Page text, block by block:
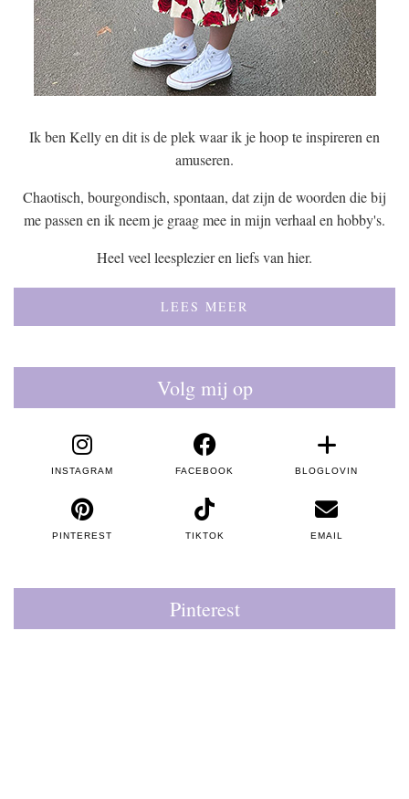
Ik ben Kelly en dit is de plek waar ik je hoop te inspireren en
amuseren.
Chaotisch, bourgondisch, spontaan, dat zijn de woorden die bij
me passen en ik neem je graag mee in mijn verhaal en hobby's.
Heel veel leesplezier en liefs van hier.
LEES MEER
Volg mij op
INSTAGRAM FACEBOOK BLOGLOVIN
PINTEREST TIKTOK EMAIL
Pinterest